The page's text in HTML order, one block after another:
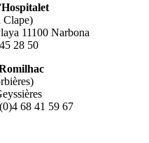
Clape)
11100 Narbona
28 50
68 41 59 67